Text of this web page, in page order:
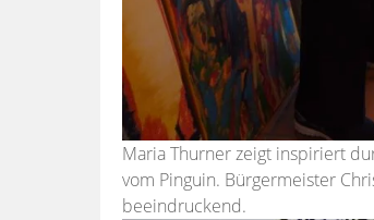
Maria Thurner zeigt inspiriert
vom Pinguin. Bürgermeister
beeindruckend.